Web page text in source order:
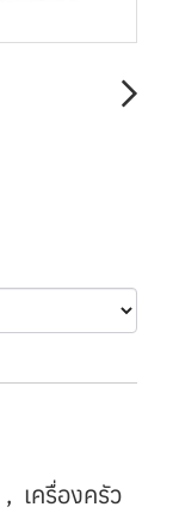
, เครื่องครัว